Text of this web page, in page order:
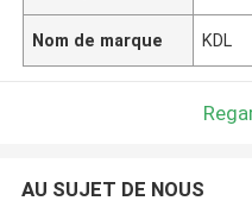
Nom de marque KDL
AU SUJET DE NOUS